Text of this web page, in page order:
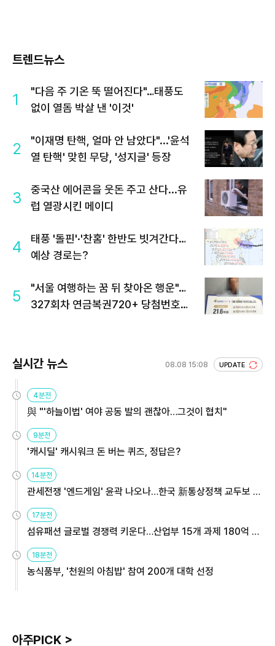
트렌드뉴스
1
"다음 주 기온 뚝 떨어진다"…태풍도
없이 열돔 박살 낸 '이것'
2
"이재명 탄핵, 얼마 안 남았다"...'윤석
열 탄핵' 맞힌 무당, '성지글' 등장
3
중국산 에어콘을 웃돈 주고 산다...유
럽 열광시킨 메이디
4
태풍 '돌핀'·'찬홈' 한반도 빗겨간다…
예상 경로는?
5
"서울 여행하는 꿈 뒤 찾아온 행운"…
327회차 연금복권720+ 당첨번호조
실시간 뉴스 08.08 15:08 UPDATE
4분전
與 "'하늘이법' 여야 공동 발의 괜찮아…그것이 협치"
9분전
'캐시딜' 캐시워크 돈 버는 퀴즈, 정답은?
14분전
관세전쟁 '엔드게임' 윤곽 나오나…한국 新통상정책 교두보 활
용해야
17분전
섬유패션 글로벌 경쟁력 키운다…산업부 15개 과제 180억 지
원
18분전
농식품부, '천원의 아침밥' 참여 200개 대학 선정
아주PICK >